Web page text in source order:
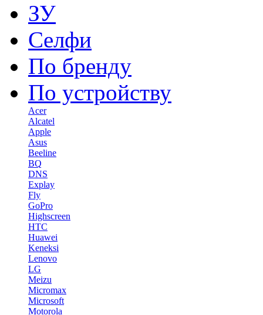
ЗУ
Селфи
По бренду
По устройству
Acer
Alcatel
Apple
Asus
Beeline
BQ
DNS
Explay
Fly
GoPro
Highscreen
HTC
Huawei
Keneksi
Lenovo
LG
Meizu
Micromax
Microsoft
Motorola